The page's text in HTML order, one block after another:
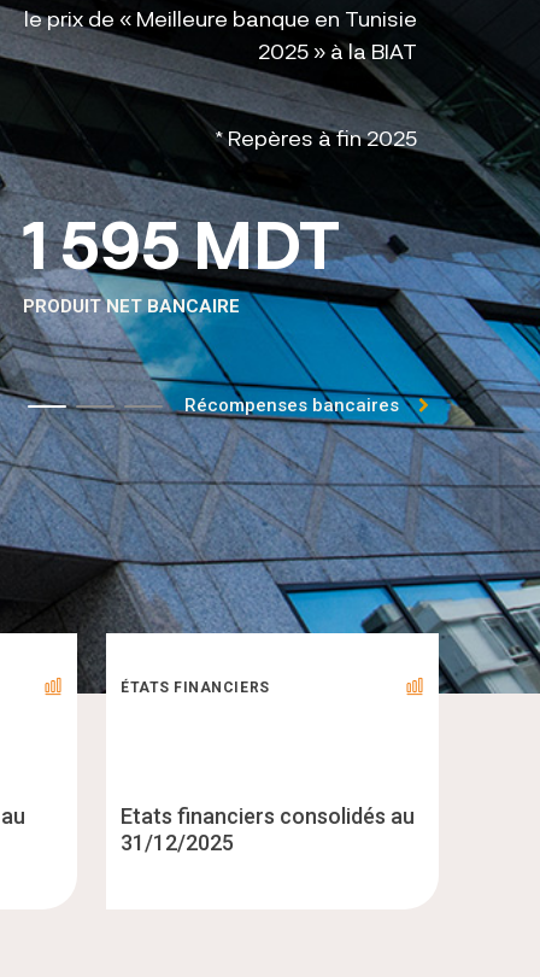
le prix de « Meilleure banque en Tunisie
2025 » à la BIAT
* Repères à fin 2025
1 595 MDT
PRODUIT NET BANCAIRE
13
ENCOURS DE
Récompenses bancaires
ÉTATS FINANCIERS
Etats financiers consolidés au
31/12/2025